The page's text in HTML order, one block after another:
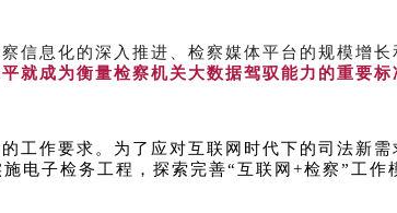
息化的深入推进、检察媒体平台的规模增
就成为衡量检察机关大数据驾驭能力的重要标
作要求。为了应对互联网时代下的司法新
电子检务工程，探索完善“互联网+检察”工作